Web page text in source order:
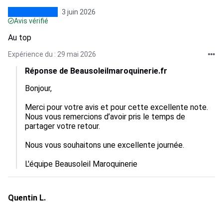
3 juin 2026
Avis vérifié
Au top
Expérience du : 29 mai 2026
Réponse de Beausoleilmaroquinerie.fr
Bonjour,
Merci pour votre avis et pour cette excellente note.
Nous vous remercions d’avoir pris le temps de
partager votre retour.
Nous vous souhaitons une excellente journée.
L'équipe Beausoleil Maroquinerie
Quentin L.